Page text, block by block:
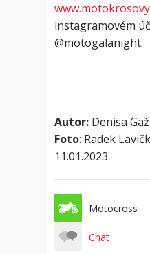
instagramovém
@motogalanight.
Autor: Denisa
Foto: Radek
11.01.2023
Motocross
Chat